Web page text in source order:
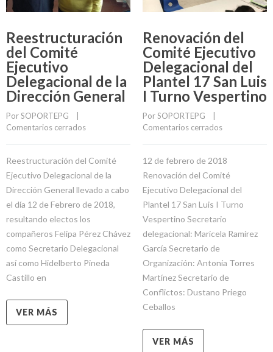
Reestructuración
del Comité
Ejecutivo
Delegacional de la
Dirección General
Por SOPORTEPG
Comentarios cerrados
Reestructuración del Comité
Ejecutivo Delegacional de la
Dirección General llevado a cabo
el día 12 de Febrero de 2018,
resultando electos los
compañeros Felipa Pérez Chávez
como Secretario Delegacional
así como Hidelberto Pineda
Castillo en
VER MÁS
Renovación del
Comité Ejecutivo
Delegacional del
Plantel 17 San Luis
I Turno Vespertino
Por SOPORTEPG
Comentarios cerrados
12 de febrero de 2018
Renovación del Comité
Ejecutivo Delegacional del
Plantel 17 San Luis I Turno
Vespertino Secretario
delegacional: Maricela Ramírez
García Secretario de
Organización: Antonia Torres
Martínez Secretario de
Conflictos: Dustano Priego
Ceballos
VER MÁS